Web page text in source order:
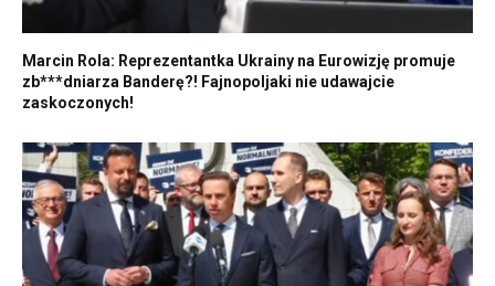
Marcin Rola: Reprezentantka Ukrainy na Eurowizję promuje
zb***dniarza Banderę?! Fajnopoljaki nie udawajcie
zaskoczonych!